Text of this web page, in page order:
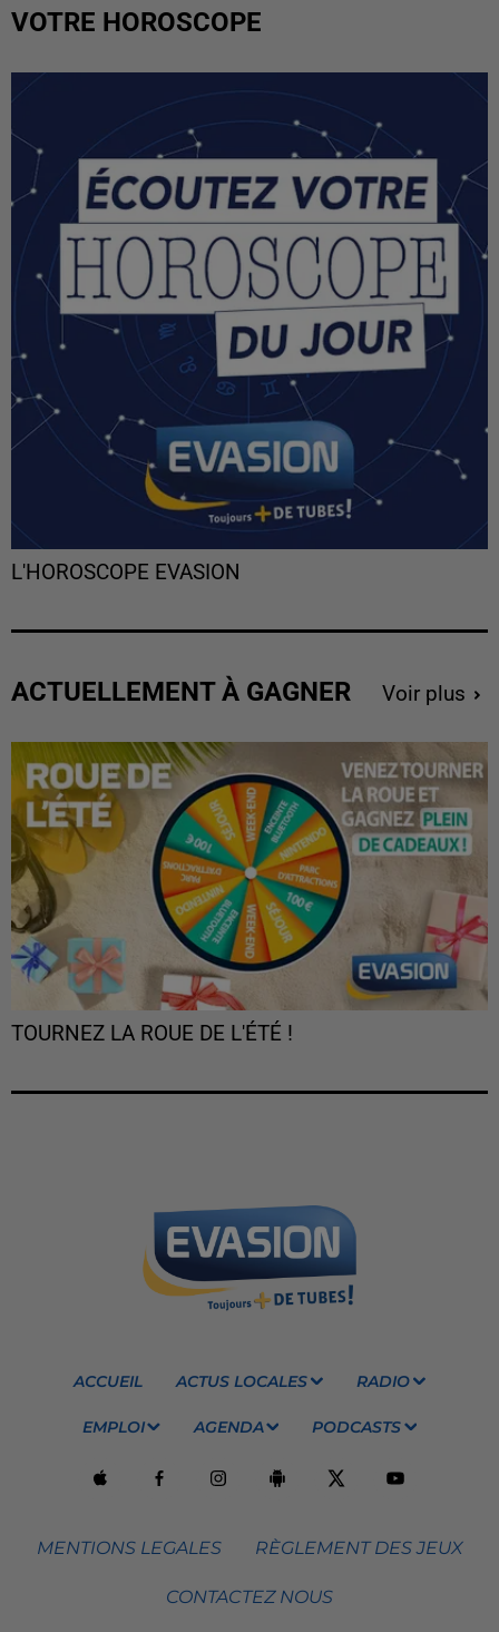
VOTRE HOROSCOPE
L'HOROSCOPE EVASION
ACTUELLEMENT À GAGNER Voir plus
TOURNEZ LA ROUE DE L'ÉTÉ !
ACCUEIL ACTUS LOCALES RADIO
EMPLOI AGENDA PODCASTS
MENTIONS LEGALES RÈGLEMENT DES JEUX
CONTACTEZ NOUS